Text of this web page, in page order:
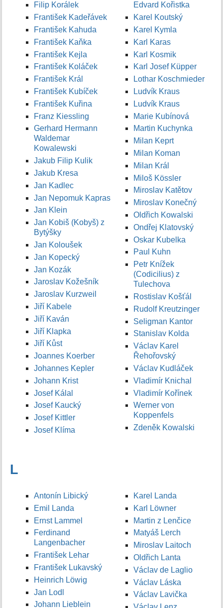
Filip Korálek
František Kadeřávek
František Kahuda
František Kaňka
František Kejla
František Koláček
František Král
František Kubíček
František Kuřina
Franz Kiessling
Gerhard Hermann
Waldemar
Kowalewski
Jakub Filip Kulik
Jakub Kresa
Jan Kadlec
Jan Nepomuk Kapras
Jan Klein
Jan Kobiš (Kobyš) z
Bytýšky
Jan Koloušek
Jan Kopecký
Jan Kozák
Jaroslav Kožešník
Jaroslav Kurzweil
Jiří Kabele
Jiří Kaván
Jiří Klapka
Jiří Kůst
Joannes Koerber
Johannes Kepler
Johann Krist
Josef Kálal
Josef Kaucký
Josef Kittler
Josef Klíma
Edvard Kořistka
Karel Koutský
Karel Kymla
Karl Karas
Karl Kosmik
Karl Josef Küpper
Lothar Koschmieder
Ludvík Kraus
Ludvík Kraus
Marie Kubínová
Martin Kuchynka
Milan Keprt
Milan Koman
Milan Král
Miloš Kössler
Miroslav Katětov
Miroslav Konečný
Oldřich Kowalski
Ondřej Klatovský
Oskar Kubelka
Paul Kuhn
Petr Knížek
(Codicilius) z
Tulechova
Rostislav Košťál
Rudolf Kreutzinger
Seligman Kantor
Stanislav Kolda
Václav Karel
Řehořovský
Václav Kudláček
Vladimír Knichal
Vladimír Kořínek
Werner von
Koppenfels
Zdeněk Kowalski
L
Antonín Libický
Emil Landa
Ernst Lammel
Ferdinand
Langenbacher
František Lehar
František Lukavský
Heinrich Löwig
Jan Lodl
Johann Lieblein
Karel Landa
Karl Löwner
Martin z Lenčice
Matyáš Lerch
Miroslav Laitoch
Oldřich Lanta
Václav de Laglio
Václav Láska
Václav Lavička